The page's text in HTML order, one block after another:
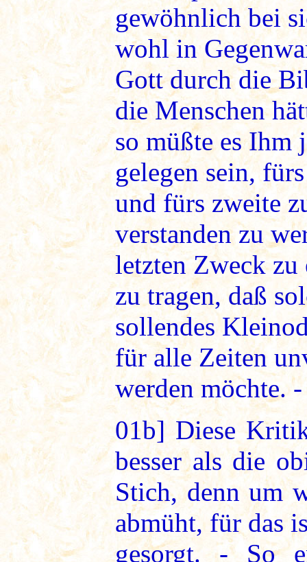
gewöhnlich bei
wohl in
Gott durch die
die Menschen
so müßte es Ihm
gelegen sein,
und fürs zweite
verstanden zu
letzten Zweck zu
zu tragen, daß
sollendes
für alle Zeiten
werden möchte. -
01b]Diese
besser als die
Stich, denn um
abmüht, für das
gesorgt. - So